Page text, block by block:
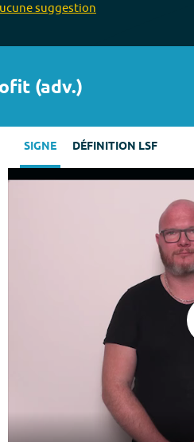
suggestion
(adv.)
SIGNE DÉFINITION LSF